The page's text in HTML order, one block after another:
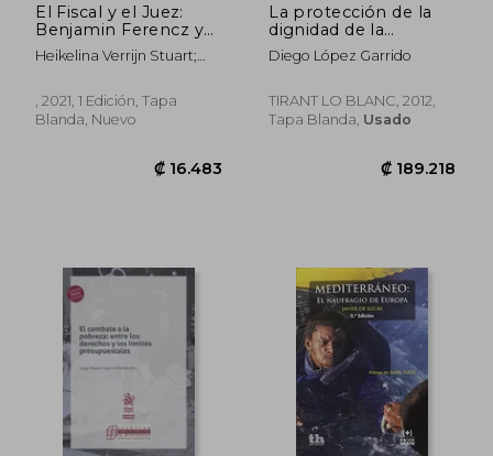
₡ 13.281
El Fiscal y el Juez:
Benjamin Ferencz y
Antonio Cassese: 16
(Biblioteca Literatura
- Berg Institute)
Heikelina Verrijn Stuart;
, 2021, 1 Edición, Tapa
Blanda, Nuevo
La protección de la
dignidad de la
persona y el principio
de humanidad en el
& Congresos)
Diego López Garrido
TIRANT LO BLANC, 2012,
Tapa Blanda, Usado